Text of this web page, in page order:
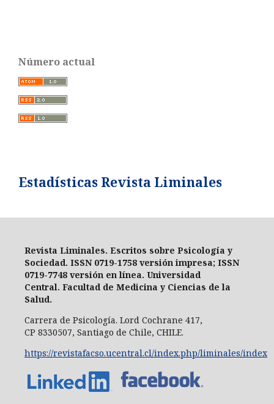
Número actual
Estadísticas Revista Liminales
Revista Liminales. Escritos sobre Psicología y
Sociedad. ISSN 0719-1758 versión impresa; ISSN
0719-7748 versión en línea. Universidad
Central. Facultad de Medicina y Ciencias de la
Salud.
Carrera de Psicología. Lord Cochrane 417,
CP 8330507, Santiago de Chile, CHILE.
https://revistafacso.ucentral.cl/index.php/liminales/index